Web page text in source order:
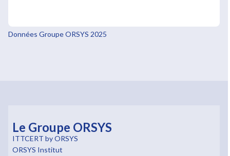
Données Groupe ORSYS 2025
Le Groupe ORSYS
ITTCERT by ORSYS
ORSYS Institut